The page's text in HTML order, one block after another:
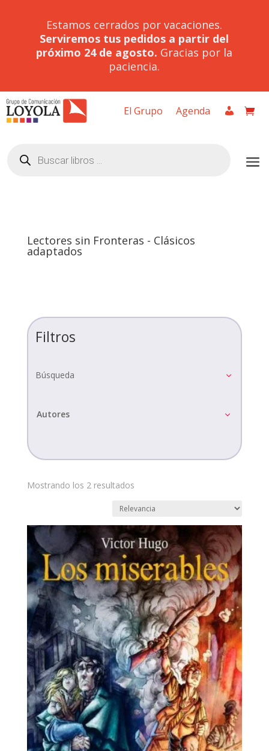
Estamos cerrados por vacaciones.
Serviremos tus pedidos a partir del
próximo 24 de agosto. Gracias por la
paciencia.
El Grupo Agenda
productos
Lectores sin Fronteras - Clásicos
adaptados
Filtros
Búsqueda
Autores
Mostrando los 2 resultados